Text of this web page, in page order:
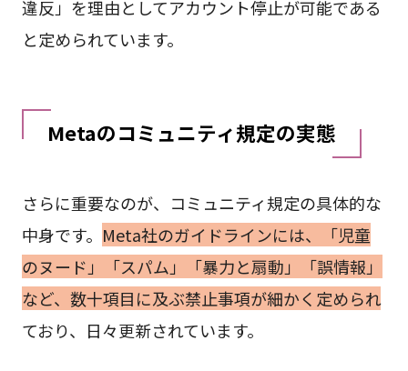
違反」を理由としてアカウント停止が可能である
と定められています。
Metaのコミュニティ規定の実態
さらに重要なのが、コミュニティ規定の具体的な
中身です。 Meta社のガイドラインには、「児童
のヌード」「スパム」「暴力と扇動」「誤情報」
など、数十項目に及ぶ禁止事項が細かく定められ
ており、日々更新されています。